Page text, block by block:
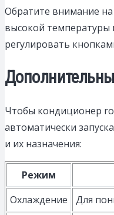
Обратите внимание
высокой температуры
регулировать
Чтобы кондиционер
автоматически
и их назначения:
Режим
Охлаждение
Для